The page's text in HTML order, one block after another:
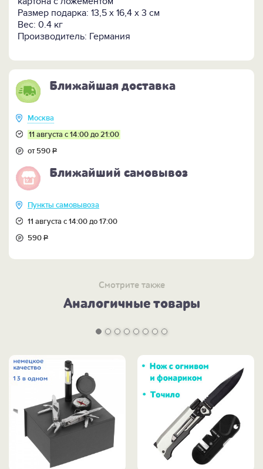
- Работает от 1 батарейки типа АА (в комплекте).
Размер подарка: 13,5 х 16,4 х 3 см
Вес: 0.4 кг
Производитель: Германия
Ближайшая доставка
Москва
11 августа с 14:00 до 21:00
от 590Р
Ближайший самовывоз
Пункты самовывоза
11 августа с 14:00 до 17:00
590Р
Смотрите также
Аналогичные товары